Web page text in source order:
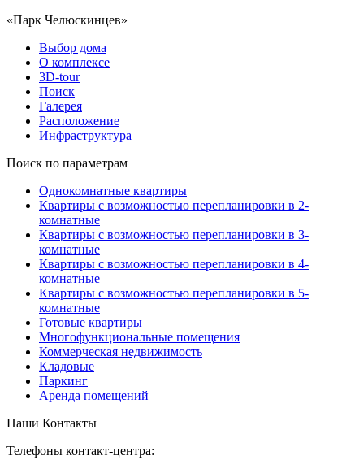
«Парк Челюскинцев»
Выбор дома
О комплексе
3D-tour
Поиск
Галерея
Расположение
Инфраструктура
Поиск по параметрам
Однокомнатные квартиры
Квартиры с возможностью перепланировки в 2-
комнатные
Квартиры с возможностью перепланировки в 3-
комнатные
Квартиры с возможностью перепланировки в 4-
комнатные
Квартиры с возможностью перепланировки в 5-
комнатные
Готовые квартиры
Многофункциональные помещения
Коммерческая недвижимость
Кладовые
Паркинг
Аренда помещений
Наши Контакты
Телефоны контакт-центра: